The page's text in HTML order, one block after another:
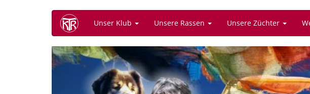
Unser Klub Unsere Rassen Unsere Züchter
Previous